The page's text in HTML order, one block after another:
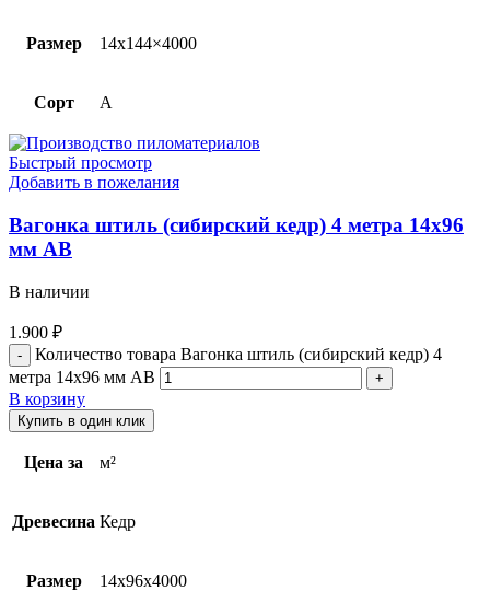
Размер 14х144×4000
Сорт A
Быстрый просмотр
Добавить в пожелания
Вагонка штиль (сибирский кедр) 4 метра 14х96
мм АВ
В наличии
1.900 ₽
Количество товара Вагонка штиль (сибирский кедр) 4
метра 14х96 мм АВ
В корзину
Купить в один клик
Цена за м²
Древесина Кедр
Размер 14х96х4000